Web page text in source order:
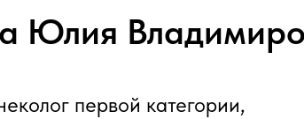
Юлия
первой категории,